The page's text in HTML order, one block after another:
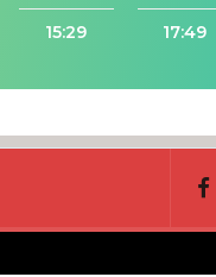
15:29 17:49